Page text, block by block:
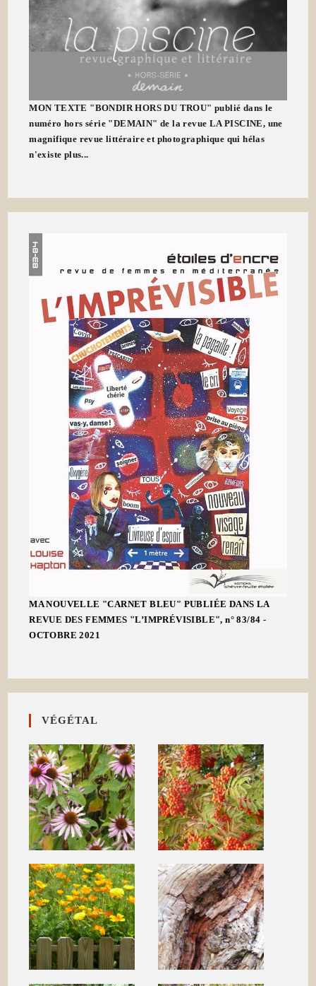
MON TEXTE "BONDIR HORS DU TROU" publié dans le
numéro hors série "DEMAIN" de la revue LA PISCINE, une
magnifique revue littéraire et photographique qui hélas
n'existe plus...
MA NOUVELLE "CARNET BLEU" PUBLIÉE DANS LA
REVUE DES FEMMES "L’IMPRÉVISIBLE", n° 83/84 -
OCTOBRE 2021
VÉGÉTAL